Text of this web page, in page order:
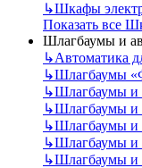
↳Шкафы
Показать все
Шлагбаумы и
↳Автоматика
↳Шлагбаумы
↳Шлагбаумы и
↳Шлагбаумы и
↳Шлагбаумы и
↳Шлагбаумы и
↳Шлагбаумы и